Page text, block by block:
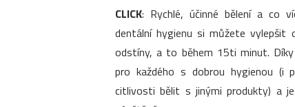
CLICK: Rychlé, účinné bělení a co
dentální hygienu si můžete
odstíny, a to během 15ti minut.
pro každého s dobrou hygienou (i
citlivosti bělit s jinými produkty) a